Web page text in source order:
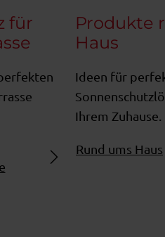
für
Produkte
Haus
Ideen für
Ihrem Zuhause.
Rund ums Haus